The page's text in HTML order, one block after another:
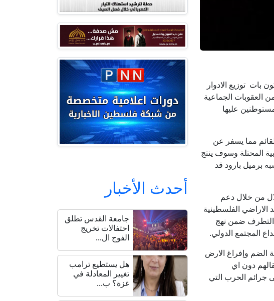
بات توزيع الادوار
العقوبات الجماعية
عليها
مما يسفر عن
المحتلة وسوف ينتج
برميل بارود قد
من خلال دعم
الاراضي الفلسطينية
التطرف ضمن نهج
المجتمع الدولي.
الضم وإفراغ الارض
دون اي
جرائم الحرب التي
أحدث الأخبار
جامعة القدس تطلق
احتفالات تخريج
الفوج ال...
هل يستطيع ترامب
تغيير المعادلة في
غزة؟ ب...